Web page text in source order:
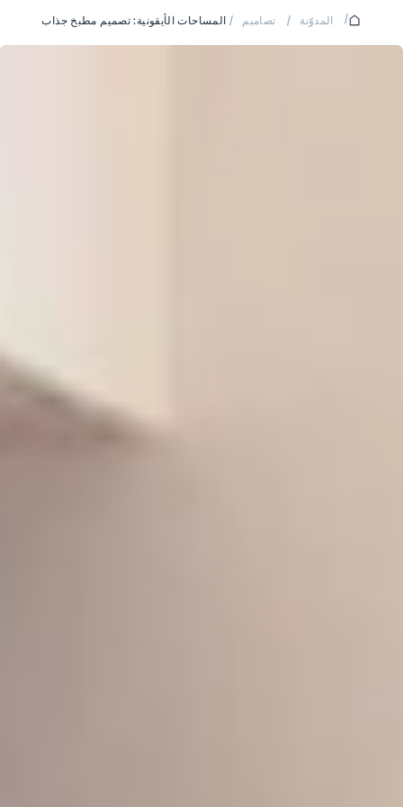
/ المدوّنة / تصاميم / المساحات الأيقونية: تصميم مطبخ جذاب